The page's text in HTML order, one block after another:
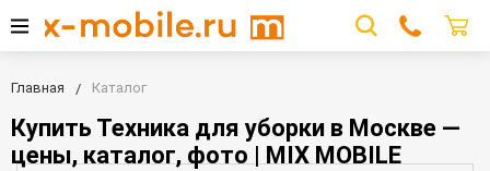
Главная Каталог
Купить Техника для уборки в Москве —
цены, каталог, фото | MIX MOBILE